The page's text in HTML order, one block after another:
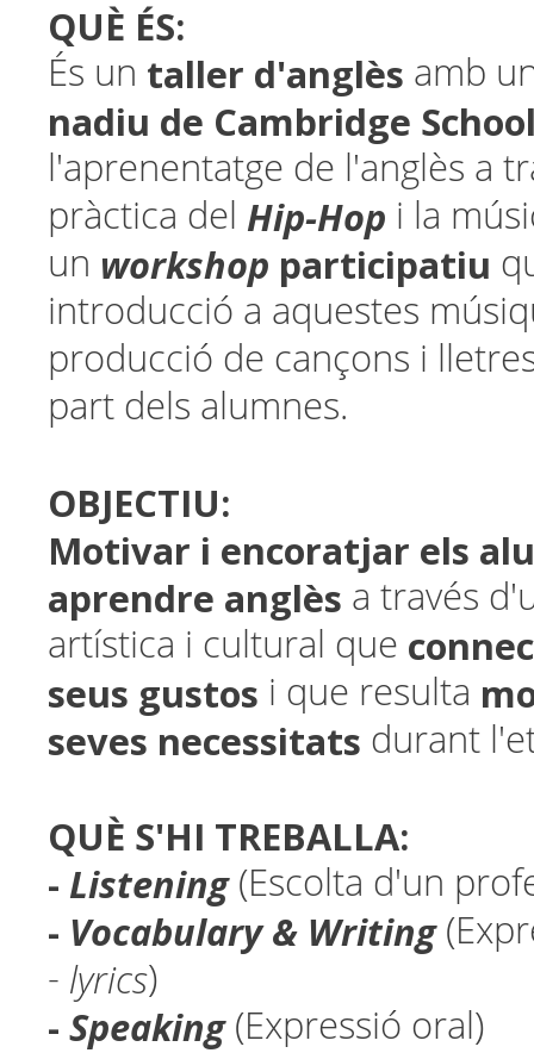
QUÈ ÉS:
És un taller d'anglès amb
nadiu de Cambridge
l'aprenentatge de l'anglès a
pràctica del Hip-Hop i la
un workshop participatiu
introducció a aquestes
producció de cançons i
part dels alumnes.
OBJECTIU:
Motivar i encoratjar els
aprendre anglès a través
artística i cultural que
seus gustos i que resulta
seves necessitats durant
QUÈ S'HI TREBALLA:
- Listening (Escolta d'un
- Vocabulary & Writing
- lyrics)
- Speaking (Expressió oral)